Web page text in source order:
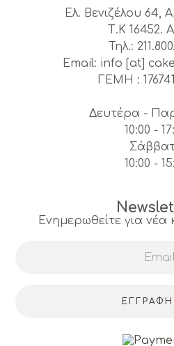
Ελ. Βενιζέλου 64,
Τ.Κ 16452.
Τηλ.:
Email: info [at]
ΓΕΜΗ :
Δευτέρα -
10:00 -
10:00 -
Ενημερωθείτε για
ΕΓΓΡΑΦΉ